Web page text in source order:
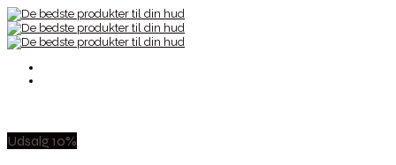
Udsalg 10%